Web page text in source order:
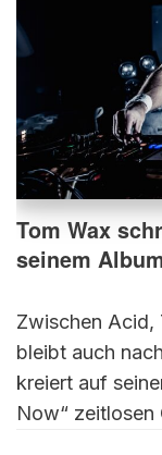
Tom Wax
seinem
Zwischen Acid,
bleibt auch
kreiert auf
Now“ zeitlosen